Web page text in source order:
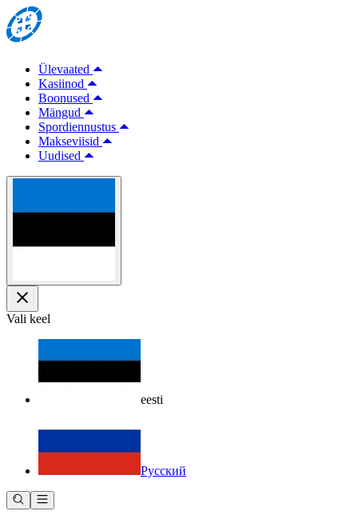
Ülevaated
Kasiinod
Boonused
Mängud
Spordiennustus
Makseviisid
Uudised
Vali keel
eesti
Русский